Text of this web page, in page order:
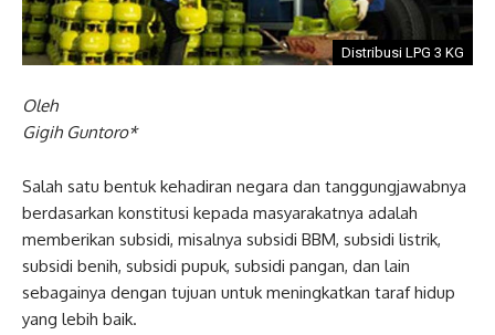
Distribusi LPG 3 KG
Oleh
Gigih Guntoro*
Salah satu bentuk kehadiran negara dan tanggungjawabnya
berdasarkan konstitusi kepada masyarakatnya adalah
memberikan subsidi, misalnya subsidi BBM, subsidi listrik,
subsidi benih, subsidi pupuk, subsidi pangan, dan lain
sebagainya dengan tujuan untuk meningkatkan taraf hidup
yang lebih baik.